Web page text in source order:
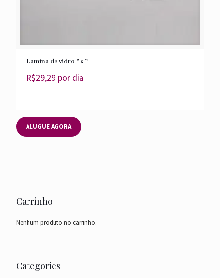
Lamina de vidro ” s ”
R$29,29 por dia
ALUGUE AGORA
Carrinho
Nenhum produto no carrinho.
Categories